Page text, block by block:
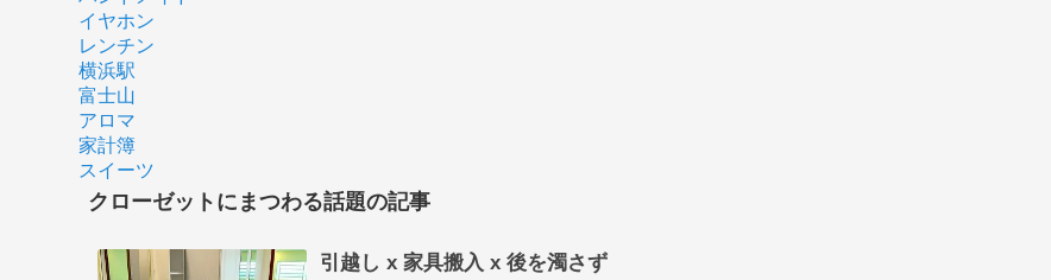
イヤホン
レンチン
横浜駅
富士山
アロマ
家計簿
スイーツ
クローゼットにまつわる話題の記事
引越し x 家具搬入 x 後を濁さず